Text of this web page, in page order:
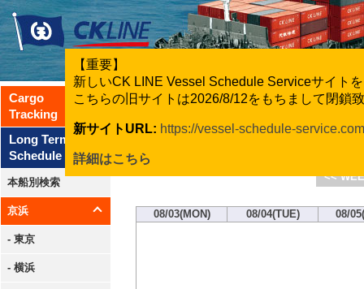
【重要】
新しいCK LINE Vessel Schedule Serviceサイト
こちらの旧サイトは2026/8/12をもちまして閉鎖
新サイトURL: https://vessel-schedule-
詳細はこちら
Cargo
Tracking
Long Term
Schedule
本船別検索
京浜
- 東京
- 横浜
CK
<<
08/03(MON) 08/04(TUE) 08/